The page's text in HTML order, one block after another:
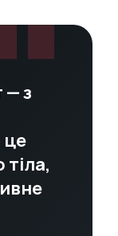
— з
це